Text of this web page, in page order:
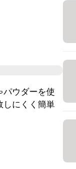
パウダーを使
しにくく簡単